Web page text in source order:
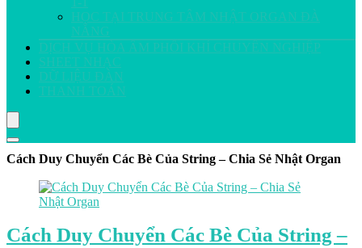
HỌC TẠI TRUNG TÂM NHẬT ORGAN ĐÀ
NẴNG
DỊCH VỤ HÒA ÂM PHỐI KHÍ CHUYÊN NGHIỆP
SHEET NHẠC
DỮ LIỆU ĐÀN
THANH TOÁN
Cách Duy Chuyển Các Bè Của String – Chia Sẻ Nhật Organ
Cách Duy Chuyển Các Bè Của String –